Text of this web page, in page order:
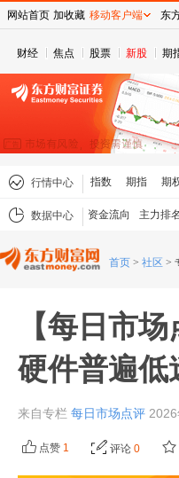
财经 焦点 股票 新股 期
行情中心 指数 期指 期
数据中心 资金流向 主力排名
首页 > 社区 >
【每日市
硬件普遍低
来自专栏 每日市场点评
点赞 1 评论 0
网站首页 加收藏 移动客户端 东